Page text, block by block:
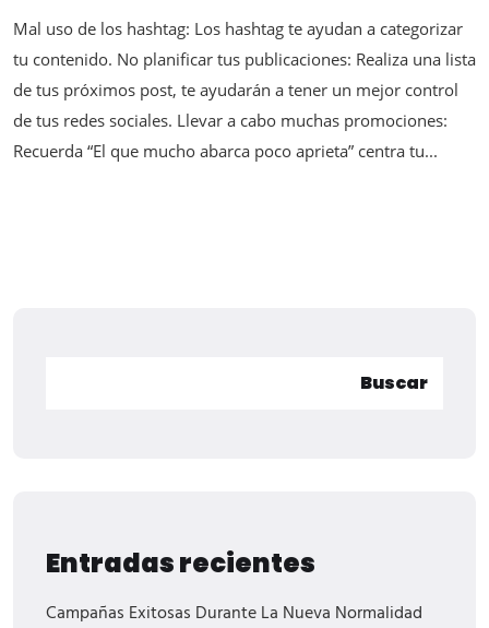
Mal uso de los hashtag: Los hashtag te ayudan a categorizar
tu contenido. No planificar tus publicaciones: Realiza una lista
de tus próximos post, te ayudarán a tener un mejor control
de tus redes sociales. Llevar a cabo muchas promociones:
Recuerda “El que mucho abarca poco aprieta” centra tu...
Buscar
Entradas recientes
Campañas Exitosas Durante La Nueva Normalidad